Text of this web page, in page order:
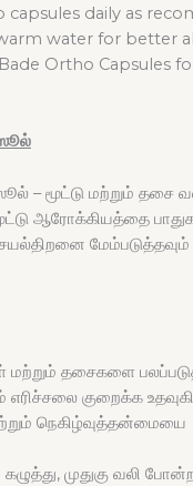
capsules daily as
water for better
Ortho Capsules
– மூட்டு மற்றும் தசை
ஆரோக்கியத்தை
மேம்படுத்தவும்
மற்றும் தசைகளை
குறைக்க
நெகிழ்வுத்தன்மையை
முதுகு வலி